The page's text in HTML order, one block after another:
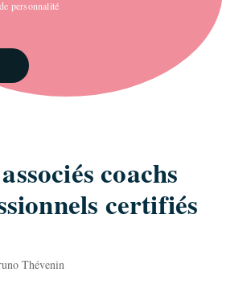
personnalité
coachs
certifiés